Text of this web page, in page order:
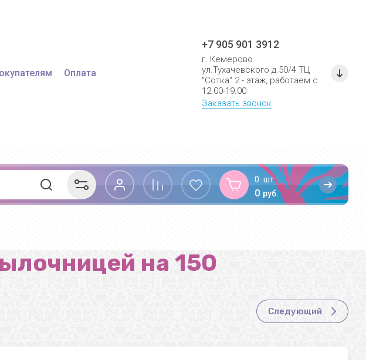
Оплата
+7 905 901 3912
г. Кемерово
ул.Тухачевского д.50/4 ТЦ
"Сотка" 2 - этаж, работаем с
12.00-19.00
Заказать звонок
0 шт.
0 руб.
на 150
Следующий